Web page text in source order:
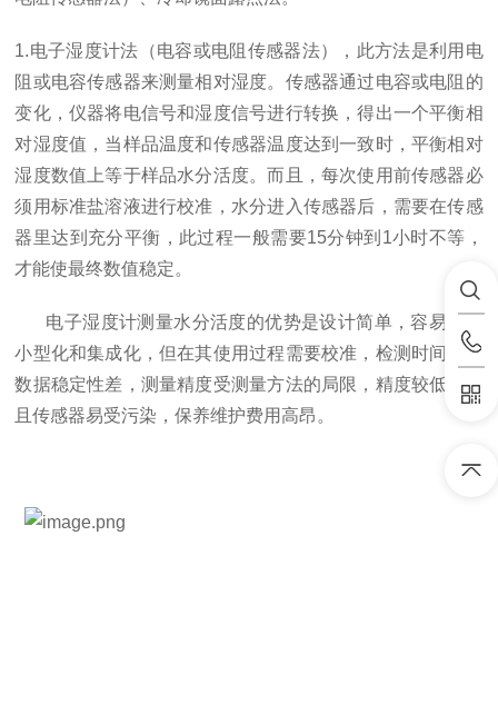
1.电子湿度计法（电容或电阻传感器法），此方法是利用电
阻或电容传感器来测量相对湿度。传感器通过电容或电阻的
变化，仪器将电信号和湿度信号进行转换，得出一个平衡相
对湿度值，当样品温度和传感器温度达到一致时，平衡相对
湿度数值上等于样品水分活度。而且，每次使用前传感器必
须用标准盐溶液进行校准，水分进入传感器后，需要在传感
器里达到充分平衡，此过程一般需要15分钟到1小时不等，
才能使最终数值稳定。
电子湿度计测量水分活度的优势是设计简单，容易实现
小型化和集成化，但在其使用过程需要校准，检测时间长，
数据稳定性差，测量精度受测量方法的局限，精度较低。而
且传感器易受污染，保养维护费用高昂。